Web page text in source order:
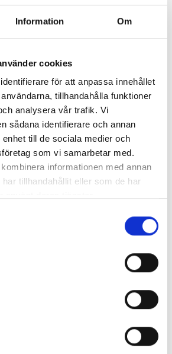
Information Om
cookies
för att anpassa innehållet
tillhandahålla funktioner
analysera vår trafik. Vi
sådana identifierare och annan
till de sociala medier och
som vi samarbetar med.
informationen med annan
tillhandahållit eller som de har